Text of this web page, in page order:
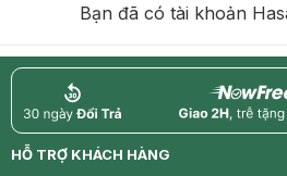
Bạn đã có tài khoản
return nowfree
HỖ TRỢ KHÁCH HÀNG